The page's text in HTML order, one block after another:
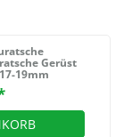
Gerüst
19mm